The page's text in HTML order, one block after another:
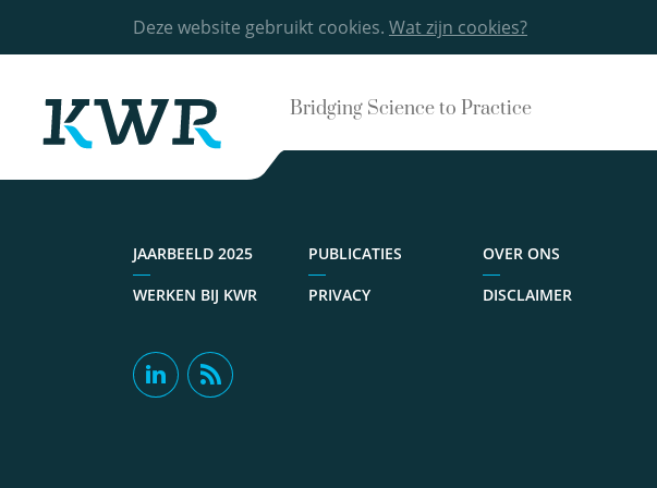
Deze website gebruikt cookies. Wat zijn cookies?
Bridging Science to Practice
JAARBEELD 2025 PUBLICATIES OVER ONS
WERKEN BIJ KWR
PRIVACY DISCLAIMER